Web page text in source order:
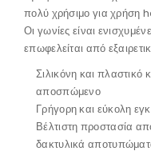
πολύ χρήσιμο για
Οι γωνίες είναι
επωφελείται από
Σιλικόνη και
αποσπώμενο
Γρήγορη και εύκολη
Βέλτιστη προστασία
δακτυλικά